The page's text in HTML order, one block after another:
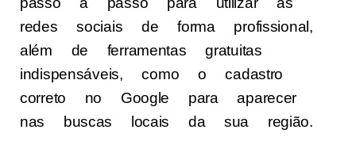
redes sociais de forma profissional,
além de ferramentas gratuitas
indispensáveis, como o cadastro
correto no Google para aparecer
nas buscas locais da sua região.